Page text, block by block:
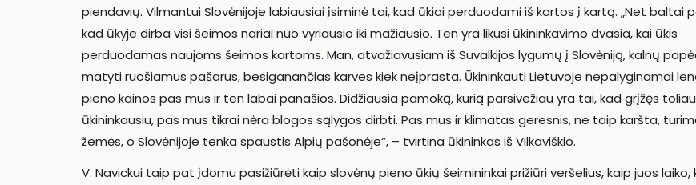
piendavių. Vilmantui Slovėnijoje labiausiai įsiminė tai, kad ūkiai perduodami iš kartos į kartą. „Net baltai
kad ūkyje dirba visi šeimos nariai nuo vyriausio iki mažiausio. Ten yra likusi ūkininkavimo dvasia, kai ūkis
perduodamas naujoms šeimos kartoms. Man, atvažiavusiam iš Suvalkijos lygumų į Slovėniją, kalnų
matyti ruošiamus pašarus, besiganančias karves kiek neįprasta. Ūkininkauti Lietuvoje nepalyginamai
pieno kainos pas mus ir ten labai panašios. Didžiausia pamoką, kurią parsivežiau yra tai, kad grįžęs toliau
ūkininkausiu, pas mus tikrai nėra blogos sąlygos dirbti. Pas mus ir klimatas geresnis, ne taip karšta,
žemės, o Slovėnijoje tenka spaustis Alpių pašonėje“, – tvirtina ūkininkas iš Vilkaviškio.
V. Navickui taip pat įdomu pasižiūrėti kaip slovėnų pieno ūkių šeimininkai prižiūri veršelius, kaip juos laiko,